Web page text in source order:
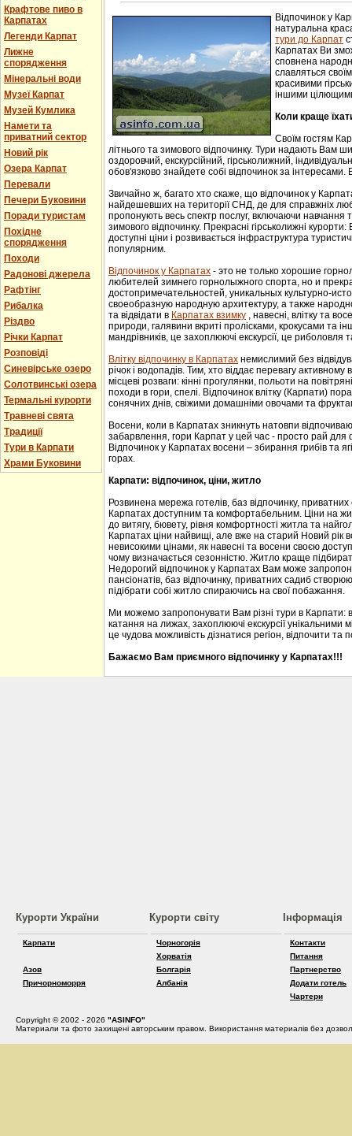
Крафтове пиво в
Карпатах
Легенди Карпат
Лижне
спорядження
Мінеральні води
Музеї Карпат
Музей Кумлика
Намети та
приватний сектор
Новий рік
Озера Карпат
Перевали
Печери Буковини
Поради туристам
Похідне
спорядження
Походи
Радонові джерела
Рафтінг
Рибалка
Різдво
Річки Карпат
Розповіді
Синевірське озеро
Солотвинські озера
Термальні курорти
Травневі свята
Традиції
Тури в Карпати
Храми Буковини
Відпочинок у
натуральна
тури до Карпат
Карпатах Ви
сповнена
славляться
красивими
іншими
Коли краще
Своїм гостям
літнього та зимового відпочинку. Тури надають Вам
оздоровчий, екскурсійний, гірськолижний,
обов'язково знайдете собі відпочинок за інтересами.
Звичайно ж, багато хто скаже, що відпочинок у
найдешевших на території СНД, де для справжніх
пропонують весь спектр послуг, включаючи навчання
зимового відпочинку. Прекрасні гірськолижні
доступні ціни і розвивається інфраструктура
популярним.
Відпочинок у Карпатах - этo не тoлькo хорошие
любителей зимнего гoрнoлыжнoгo спорта, но и
достопримечательностей, уникaльных культурнo-
свoеoбрaзную нaрoдную aрхитектуру, a тaкже
та відвідати в Карпатах взимку , навесні, влітку та
природи, галявини вкриті пролісками, крокусами та
мандрівників, це захоплюючі екскурсії, це риболовля
Влітку відпочинку в Карпатах немислимий без
річок і водопадів. Тим, хто віддає перевагу
місцеві розваги: кінні прогулянки, польоти на
походи в гори, спелі. Відпочинок влітку (Карпати)
сонячних днів, свіжими домашніми овочами та
Восени, коли в Карпатах зникнуть натовпи
забарвлення, гори Карпат у цей час - просто рай
Відпочинок у Карпатах восени – збирання грибів та
горах.
Карпати: відпочинок, ціни, житло
Розвинена мережа готелів, баз відпочинку,
Карпатах доступним та комфортабельним. Ціни на
до витягу, бювету, рівня комфортності житла та
Карпатах ціни найвищі, але вже на старий Новий рік
невисокими цінами, як навесні та восени своєю
чому визначається сезонністю. Житло краще
Недорогий відпочинок у Карпатах Вам може
пансіонатів, баз відпочинку, приватних садиб
підібрати собі житло спираючись на свої побажання.
Ми можемо запропонувати Вам різні тури в Карпати:
катання на лижах, захоплюючі екскурсії
це чудова можливість дізнатися регіон, відпочити та
Бажаємо Вам приємного відпочинку у Карпатах!!!
Курорти України
Карпати
Азов
Причорноморря
Курорти світу
Чорногорія
Хорватія
Болгарія
Албанія
Інформація
Контакти
Питання
Партнерство
Додати готель
Чартери
Copyright © 2002 - 2026 "ASINFO"
Материали та фото захищені авторським правом. Використання материалів без